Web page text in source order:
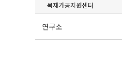
목재가공지원센터
연구소